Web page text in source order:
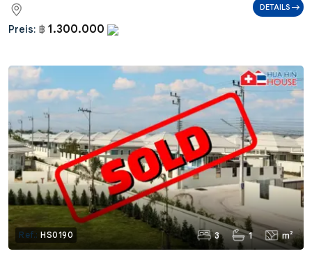
Preis: ฿ 1.300.000
DETAILS
Ref.: HS0190 3 1 m²